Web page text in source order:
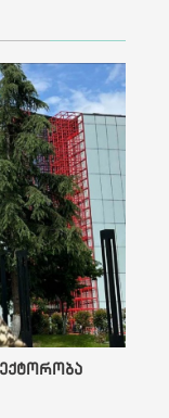
ეკუთვნის ავტორს
არ ასახავდეს
პოზიციას.